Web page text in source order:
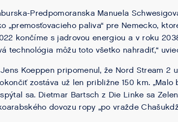
Predpomoranska Manuela
„premosťovacieho paliva“ pre Nemecko,
končíme s jadrovou energiou a v roku
technológia môžu toto všetko nahradiť,“
Koeppen pripomenul, že Nord Stream 2
zostáva už len približne 150 km.
sa. Dietmar Bartsch z Die Linke sa
dovozu ropy „po vražde